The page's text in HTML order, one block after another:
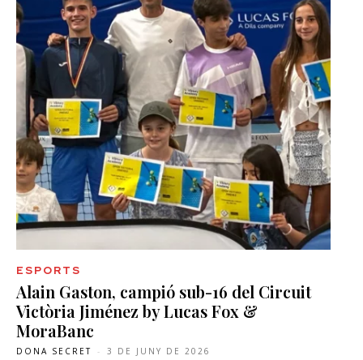
ESPORTS
Alain Gaston, campió sub-16 del Circuit
Victòria Jiménez by Lucas Fox &
MoraBanc
DONA SECRET - 3 DE JUNY DE 2026